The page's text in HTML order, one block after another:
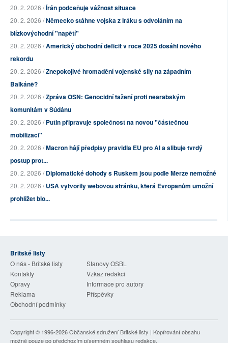
20. 2. 2026 /Írán podceňuje vážnost situace
20. 2. 2026 /Německo stáhne vojska z Iráku s odvoláním na
blízkovýchodní "napětí"
20. 2. 2026 /Americký obchodní deficit v roce 2025 dosáhl nového
rekordu
20. 2. 2026 /Znepokojivé hromadění vojenské síly na západním
Balkáně?
20. 2. 2026 /Zpráva OSN: Genocidní tažení proti nearabským
komunitám v Súdánu
20. 2. 2026 /Putin připravuje společnost na novou "částečnou
mobilizaci"
20. 2. 2026 /Macron hájí předpisy pravidla EU pro AI a slibuje tvrdý
postup prot...
20. 2. 2026 /Diplomatické dohody s Ruskem jsou podle Merze nemožné
20. 2. 2026 /USA vytvořily webovou stránku, která Evropanům umožní
prohlížet blo...
Britské listy
O nás - Britské listy
Stanovy OSBL
Kontakty
Vzkaz redakci
Opravy
Informace pro autory
Reklama
Příspěvky
Obchodní podmínky
Copyright © 1996-2026Občanské sdružení Britské listy | Kopírování obsahu
možné pouze po předchozím písemném souhlasu redakce.